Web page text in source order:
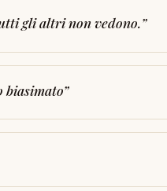
gli altri non vedono.”
biasimato”